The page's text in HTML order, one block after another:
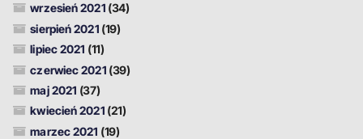
wrzesień 2021 (34)
sierpień 2021 (19)
lipiec 2021 (11)
czerwiec 2021 (39)
maj 2021 (37)
kwiecień 2021 (21)
marzec 2021 (19)